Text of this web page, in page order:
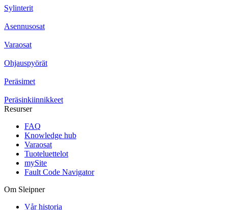
Sylinterit
Asennusosat
Varaosat
Ohjauspyörät
Peräsimet
Peräsinkiinnikkeet
Resurser
FAQ
Knowledge hub
Varaosat
Tuoteluettelot
mySite
Fault Code Navigator
Om Sleipner
Vår historia